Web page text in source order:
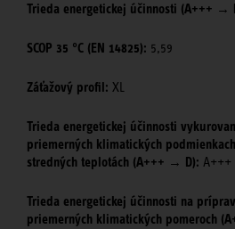
Trieda energetickej účinnosti (A+++ →
SCOP 35 °C (EN 14825): 5,59
Záťažový profil: XL
Trieda energetickej účinnosti
priemerných klimatických
stredných teplotách (A+++ → D): A+++
Trieda energetickej účinnosti na
priemerných klimatických pomeroch